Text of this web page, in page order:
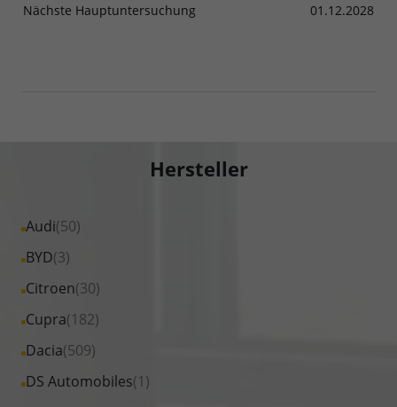
Nächste Hauptuntersuchung
01.12.2028
Hersteller
Audi(50)
Alle
Fahrzeuge
Audi
anzeigen
BYD(3)
Alle
Fahrzeuge
BYD
anzeigen
Citroen(30)
Alle
Fahrzeuge
Citroen
anzeigen
Cupra(182)
Alle
Fahrzeuge
Cupra
Dacia(509)
Alle
Fahrzeuge
DS Automobiles(1)
Alle